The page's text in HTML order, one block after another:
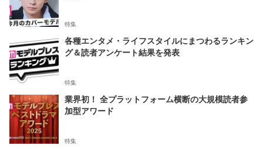
特集
各種エンタメ・ライフスタイルにまつわるランキン
グ＆読者アンケート結果を発表
特集
業界初！ 全プラットフォーム横断の大規模読者参
加型アワード
特集